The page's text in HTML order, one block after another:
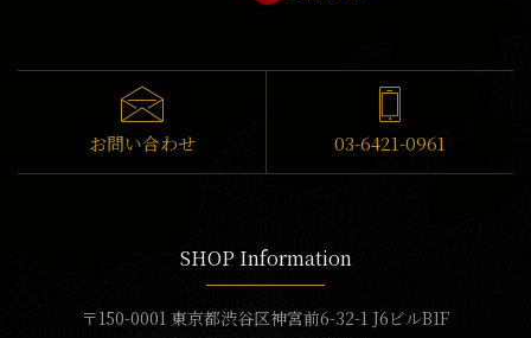
お問い合わせ 03-6421-0961
SHOP Information
〒150-0001 東京都渋谷区神宮前6-32-1 J6ビルB1F